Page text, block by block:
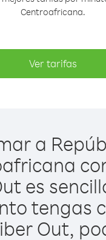
Centroafricana.
Ver tarifas
a
es
tengas
Out,